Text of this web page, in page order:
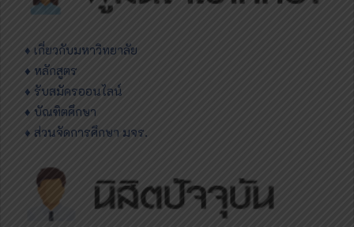
♦ เกี่ยวกับมหาวิทยาลัย
♦ หลักสูตร
♦ รับสมัครออนไลน์
♦ บัณฑิตศึกษา
♦ ส่วนจัดการศึกษา มจร.